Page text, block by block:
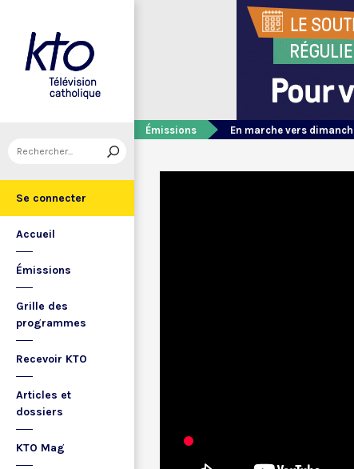
Se connecter
Accueil
Émissions
Grille des
programmes
Recevoir KTO
Articles et
dossiers
KTO Mag
Émissions En marche vers